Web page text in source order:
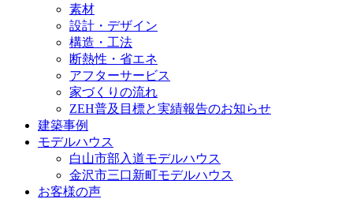
素材
設計・デザイン
構造・工法
断熱性・省エネ
アフターサービス
家づくりの流れ
ZEH普及目標と実績報告のお知らせ
建築事例
モデルハウス
白山市部入道モデルハウス
金沢市三口新町モデルハウス
お客様の声